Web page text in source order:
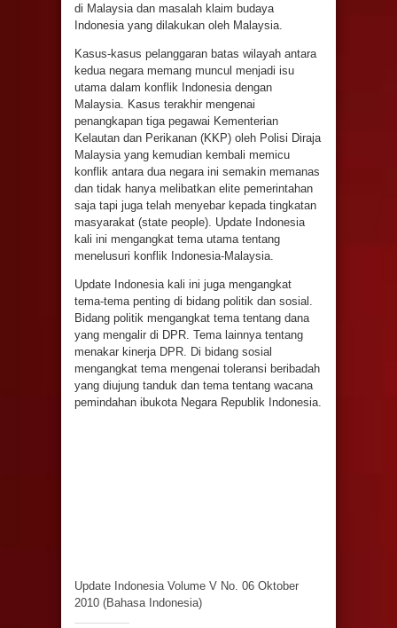
di Malaysia dan masalah klaim budaya
Indonesia yang dilakukan oleh Malaysia.
Kasus-kasus pelanggaran batas wilayah antara
kedua negara memang muncul menjadi isu
utama dalam konflik Indonesia dengan
Malaysia. Kasus terakhir mengenai
penangkapan tiga pegawai Kementerian
Kelautan dan Perikanan (KKP) oleh Polisi Diraja
Malaysia yang kemudian kembali memicu
konflik antara dua negara ini semakin memanas
dan tidak hanya melibatkan elite pemerintahan
saja tapi juga telah menyebar kepada tingkatan
masyarakat (state people). Update Indonesia
kali ini mengangkat tema utama tentang
menelusuri konflik Indonesia-Malaysia.
Update Indonesia kali ini juga mengangkat
tema-tema penting di bidang politik dan sosial.
Bidang politik mengangkat tema tentang dana
yang mengalir di DPR. Tema lainnya tentang
menakar kinerja DPR. Di bidang sosial
mengangkat tema mengenai toleransi beribadah
yang diujung tanduk dan tema tentang wacana
pemindahan ibukota Negara Republik Indonesia.
Update Indonesia Volume V No. 06 Oktober
2010 (Bahasa Indonesia)